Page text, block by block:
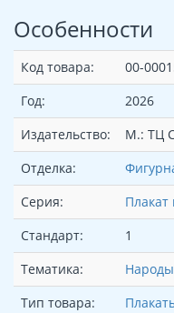
Особенности
Код товара:
00-
Год:
2026
Издательство:
М.: ТЦ
Отделка:
Серия:
Стандарт:
1
Тематика:
Тип товара: